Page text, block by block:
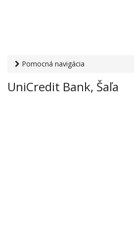
Pomocná navigácia
UniCredit Bank, Šaľa
UniCredit Bank, Šaľa